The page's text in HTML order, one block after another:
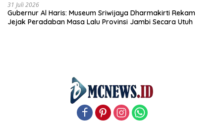
31 Juli 2026
Gubernur Al Haris: Museum Sriwijaya Dharmakirti Rekam
Jejak Peradaban Masa Lalu Provinsi Jambi Secara Utuh